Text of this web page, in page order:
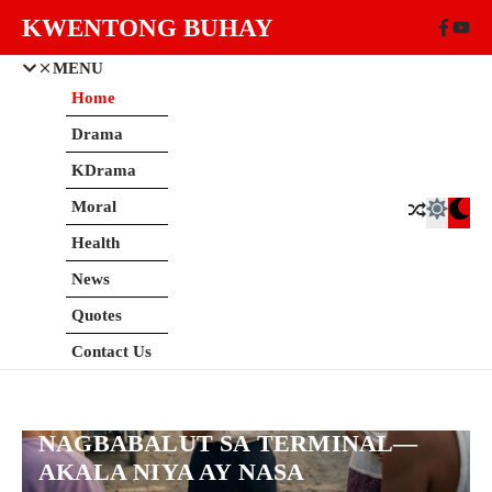
KWENTONG BUHAY
MENU
Home
Drama
KDrama
Moral
Health
News
Quotes
Contact Us
Drama
NAPAUPO SA SAHIG ANG ISANG
NAGBABALUT SA TERMINAL—
AKALA NIYA AY NASA